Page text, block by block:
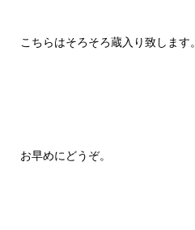
こちらはそろそろ蔵入り致します。
お早めにどうぞ。